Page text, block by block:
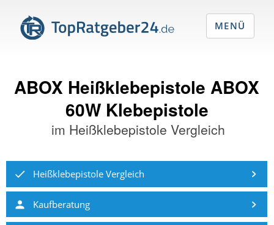
ABOX Heißklebepistole ABOX
60W Klebepistole
im Heißklebepistole Vergleich
Heißklebepistole Vergleich
Kaufberatung
MENÜ